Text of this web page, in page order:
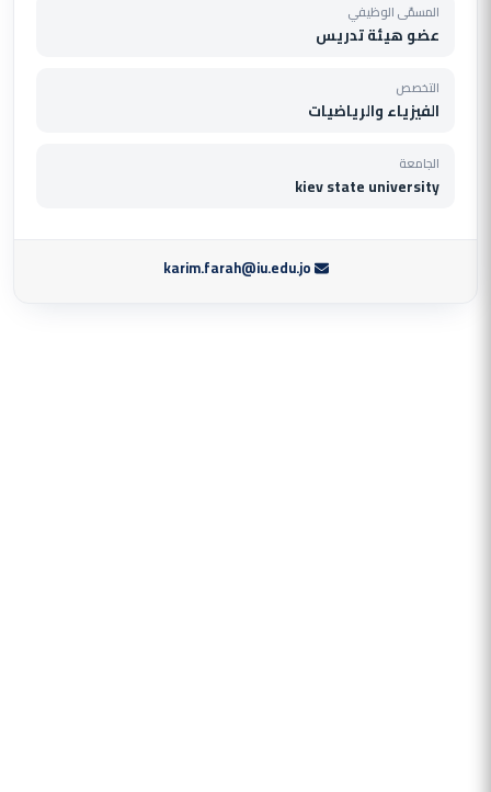
المسمّى الوظيفي
عضو هيئة تدريس
التخصص
الفيزياء والرياضيات
الجامعة
kiev state university